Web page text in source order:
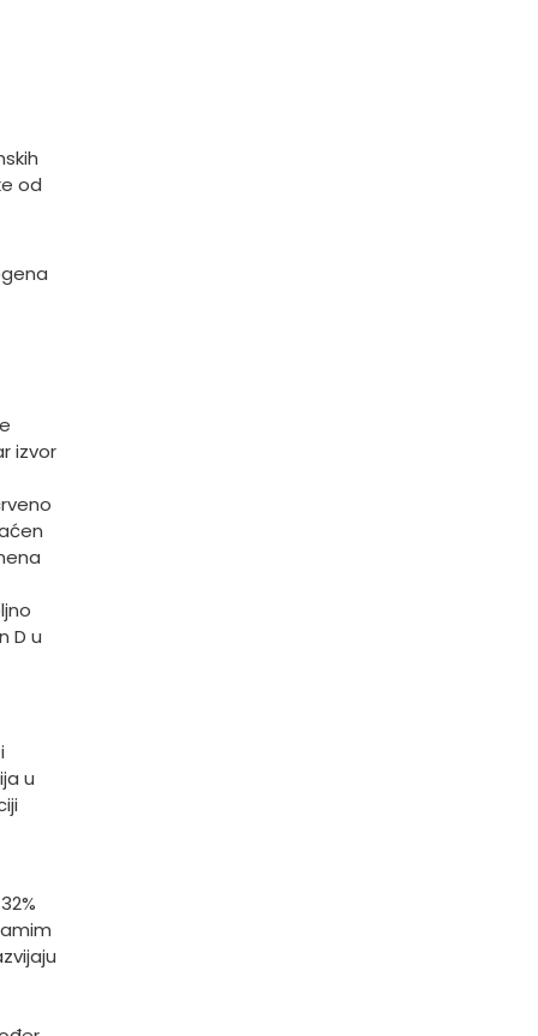
od
izvor
D u
u